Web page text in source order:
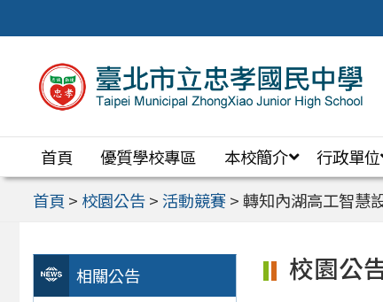
至
區
首頁 優質學校專區 本校簡介 行政單位
首頁 > 校園公告>活動競賽 >轉知內湖高工智慧
相關公告 校園公